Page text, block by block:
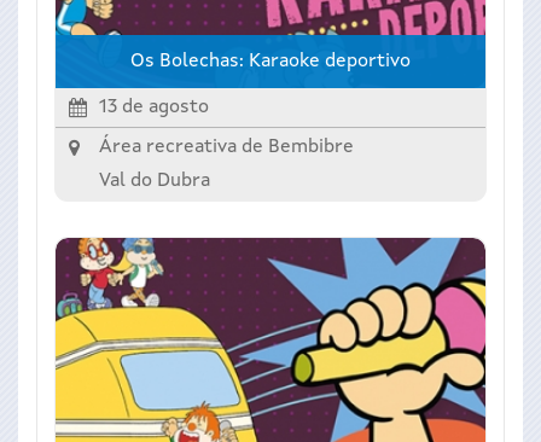
Os Bolechas: Karaoke deportivo
13 de agosto
Área recreativa de Bembibre
Val do Dubra